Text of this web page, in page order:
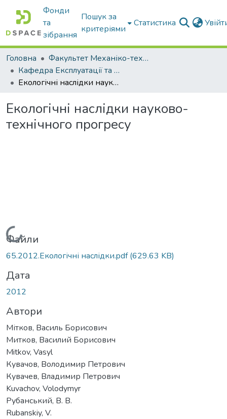
Фонди
та
зібрання
Пошук за
критеріями
Статистика
Головна
Факультет Механіко-технологічний
Кафедра Експлуатації та технічного сервісу машин
Екологічні наслідки науково-технічного прогресу
Екологічні наслідки науково-
технічного прогресу
Вантажиться...
Файли
65.2012.Екологічні наслідки.pdf(629.63 KB)
Дата
2012
Автори
Мітков, Василь Борисович
Митков, Василий Борисович
Mitkov, Vasyl
Кувачов, Володимир Петрович
Кувачев, Владимир Петрович
Kuvachov, Volodymyr
Рубанський, В. В.
Rubanskiy, V.